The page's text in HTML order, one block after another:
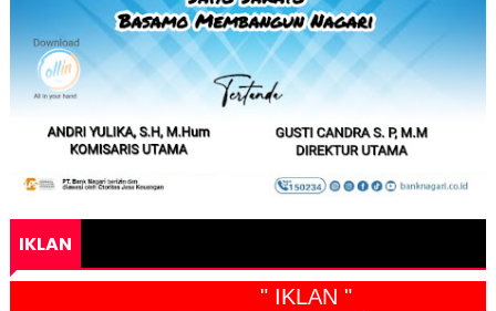
IKLAN
" IKLAN "